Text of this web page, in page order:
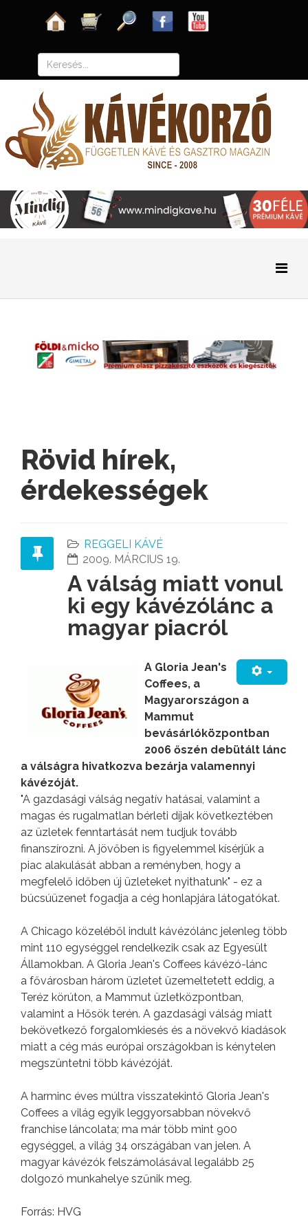
Rövid hírek,
érdekességek
REGGELI KÁVÉ
2009. MÁRCIUS 19.
A válság miatt vonul
ki egy kávézólánc a
magyar piacról
A Gloria Jean's
Coffees, a
Magyarországon a
Mammut
bevásárlóközpontban
2006 őszén debütált lánc
a válságra hivatkozva bezárja valamennyi
kávézóját.
"A gazdasági válság negatív hatásai, valamint a
magas és rugalmatlan bérleti díjak következtében
az üzletek fenntartását nem tudjuk tovább
finanszírozni. A jövőben is figyelemmel kísérjük a
piac alakulását abban a reményben, hogy a
megfelelő időben új üzleteket nyithatunk" - ez a
búcsúüzenet fogadja a cég honlapjára látogatókat.
A Chicago közeléből indult kávézólánc jelenleg több
mint 110 egységgel rendelkezik csak az Egyesült
Államokban. A Gloria Jean's Coffees kávézó-lánc
a fővárosban három üzletet üzemeltetett eddig, a
Teréz körúton, a Mammut üzletközpontban,
valamint a Hősök terén. A gazdasági válság miatt
bekövetkező forgalomkiesés és a növekvő kiadások
miatt a cég más európai országokban is kénytelen
megszüntetni több kávézóját.
A harminc éves múltra visszatekintő Gloria Jean's
Coffees a világ egyik leggyorsabban növekvő
franchise láncolata; ma már több mint 900
egységgel, a világ 34 országában van jelen. A
magyar kávézók felszámolásával legalább 25
dolgozó munkahelye szűnik meg.
Forrás: HVG